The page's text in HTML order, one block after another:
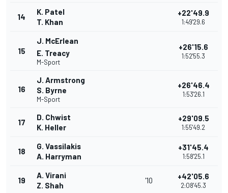
14
K. Patel
T. Khan
+22'49.9
1:49'29.6
15
J. McErlean
E. Treacy
M-Sport
+26'15.6
1:52'55.3
16
J. Armstrong
S. Byrne
M-Sport
+26'46.4
1:53'26.1
17
D. Chwist
K. Heller
+29'09.5
1:55'49.2
18
G. Vassilakis
A. Harryman
+31'45.4
1:58'25.1
19
A. Virani
Z. Shah
'10 +42'05.6
2:08'45.3